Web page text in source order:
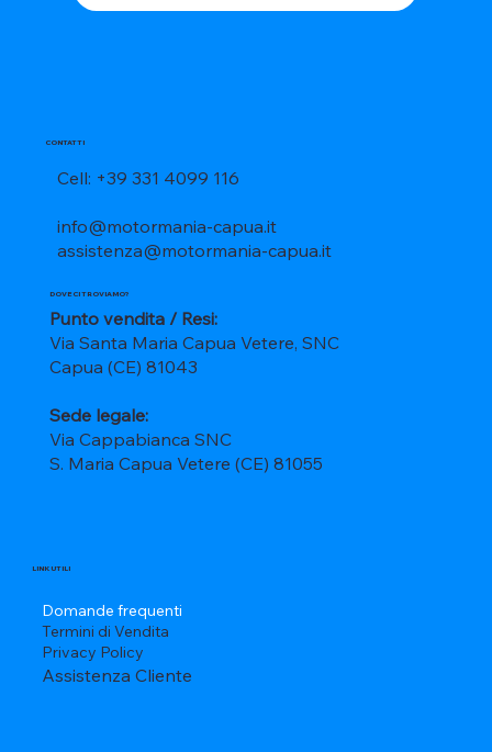
CONTATTI
Cell: +39 331 4099 116
info@motormania-capua.it
assistenza@motormania-capua.it
DOVE CI TROVIAMO?
Punto vendita / Resi:
Via Santa Maria Capua Vetere, SNC
Capua (CE) 81043
Sede legale:
Via Cappabianca SNC
S. Maria Capua Vetere (CE) 81055
LINK UTILI
Domande frequenti
Termini di Vendita
Privacy Policy
Assistenza Cliente